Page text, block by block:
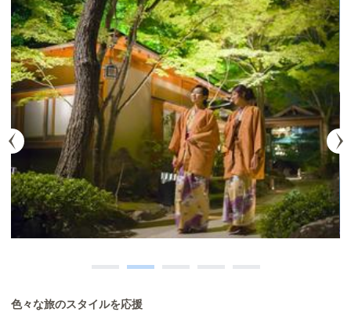
色々な旅のスタイルを応援